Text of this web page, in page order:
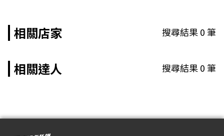
相關店家 搜尋結果0筆
相關達人 搜尋結果0筆